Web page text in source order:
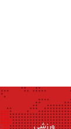
ورزشی